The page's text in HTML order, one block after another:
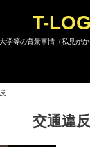
T-LOG
学等の背景事情（私見がか
交通違反